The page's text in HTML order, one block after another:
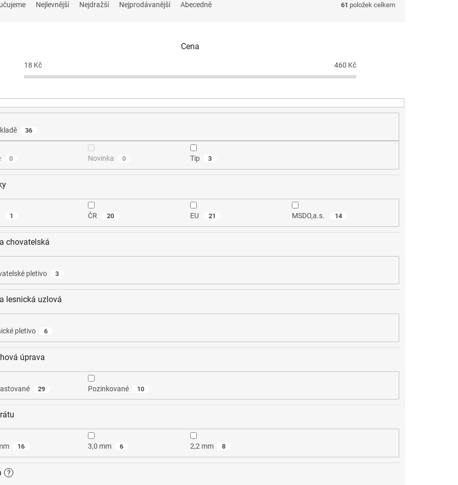
Nejlevnější Nejdražší Nejprodávanější Abecedně 61 položek celkem
Cena
18 Kč 460 Kč
36
0 Novinka 0 Tip 3
1 ČR 20 EU 21 MSDO,a.s. 14
chovatelská
pletivo 3
lesnická uzlová
pletivo 6
úprava
29 Pozinkované 10
16 3,0 mm 6 2,2 mm 8
?